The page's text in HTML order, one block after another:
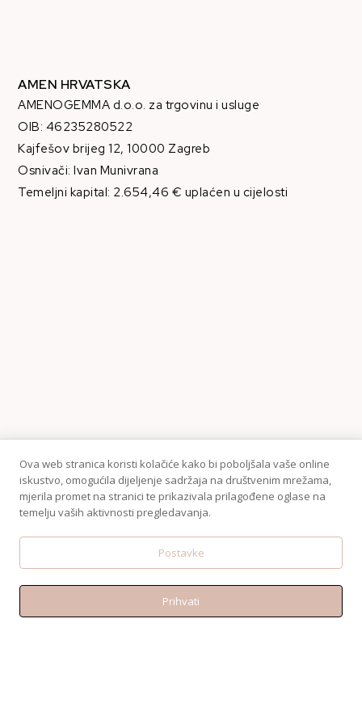
AMEN HRVATSKA
AMENOGEMMA d.o.o. za trgovinu i usluge
OIB: 46235280522
Kajfešov brijeg 12, 10000 Zagreb
Osnivači: Ivan Munivrana
Temeljni kapital: 2.654,46 € uplaćen u cijelosti
Telefon:+38595 370 1487
Email: shop@amen.hr
PORTANOVA: Svilajska ul. 31A, 31000, Osijek
Ova web stranica koristi kolačiće kako bi poboljšala vaše online
iskustvo, omogućila dijeljenje sadržaja na društvenim mrežama,
mjerila promet na stranici te prikazivala prilagođene oglase na
temelju vaših aktivnosti pregledavanja.
Postavke
Prihvati